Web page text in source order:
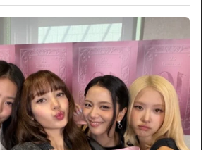
видео запечатлело Ким Хи Со
На фото она смотрит в камеру, дела
Также были показаны её различ
местах: она гуляет по воде
любуясь окрестностями, или насла
наблюдая за уличными выступления